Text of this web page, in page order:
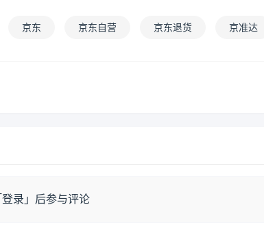
京东 京东自营 京东退货 京准达
登录 」后参与评论